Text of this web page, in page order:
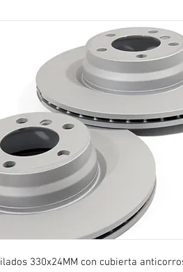
330x24MM con cubierta